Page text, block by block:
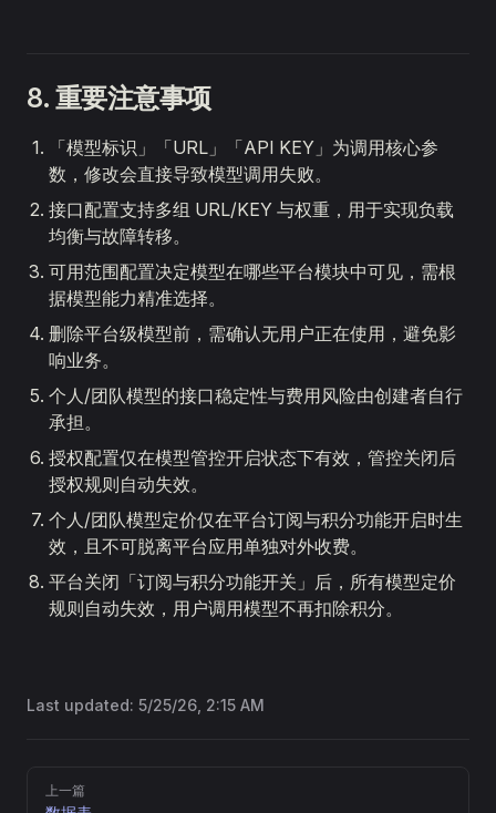
8. 重要注意事项
「模型标识」「URL」「API KEY」为调用核心参
数，修改会直接导致模型调用失败。
接口配置支持多组 URL/KEY 与权重，用于实现负载
均衡与故障转移。
可用范围配置决定模型在哪些平台模块中可见，需根
据模型能力精准选择。
删除平台级模型前，需确认无用户正在使用，避免影
响业务。
个人/团队模型的接口稳定性与费用风险由创建者自行
承担。
授权配置仅在模型管控开启状态下有效，管控关闭后
授权规则自动失效。
个人/团队模型定价仅在平台订阅与积分功能开启时生
效，且不可脱离平台应用单独对外收费。
平台关闭「订阅与积分功能开关」后，所有模型定价
规则自动失效，用户调用模型不再扣除积分。
Last updated: 5/25/26, 2:15 AM
Pager
上一篇